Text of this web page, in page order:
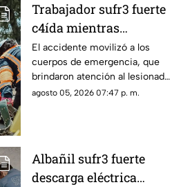
Trabajador sufr3 fuerte
c4ída mientras
trabajaba en Guadalupe
La Venta
El accidente movilizó a los
cuerpos de emergencia, que
brindaron atención al lesionado
antes de trasladarlo a un
agosto 05, 2026 07:47 p. m.
Albañil sufr3 fuerte
descarga eléctrica